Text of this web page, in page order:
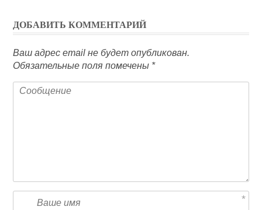
ДОБАВИТЬ КОММЕНТАРИЙ
Ваш адрес email не будет опубликован.
Обязательные поля помечены *